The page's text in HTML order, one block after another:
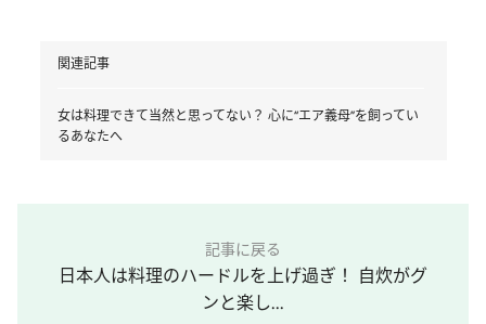
関連記事
女は料理できて当然と思ってない？ 心に“エア義母”を飼ってい
るあなたへ
記事に戻る
日本人は料理のハードルを上げ過ぎ！ 自炊がグ
ンと楽し...